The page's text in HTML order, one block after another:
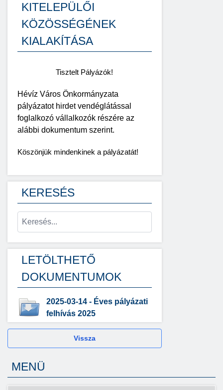
KITELEPÜLŐI
KÖZÖSSÉGÉNEK
KIALAKÍTÁSA
Tisztelt Pályázók!
Hévíz Város Önkormányzata
pályázatot hirdet vendéglátással
foglalkozó vállalkozók részére az
alábbi dokumentum szerint.
Köszönjük mindenkinek a pályázatát!
KERESÉS
LETÖLTHETŐ
DOKUMENTUMOK
2025-03-14 - Éves pályázati
felhívás 2025
Vissza
MENÜ